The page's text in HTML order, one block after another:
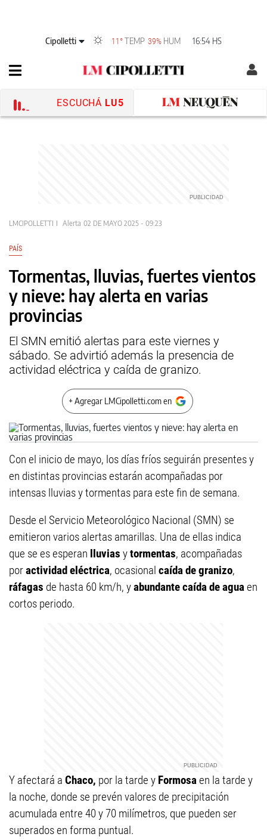
Cipolletti 11°TEMP 39% HUM 16:54 HS
ESCUCHÁ LU5
LMCIPOLLETTI Alerta 02 DE MAYO 2025 - 09:23
PAÍS
Tormentas, lluvias, fuertes vientos
y nieve: hay alerta en varias
provincias
El SMN emitió alertas para este viernes y
sábado. Se advirtió además la presencia de
actividad eléctrica y caída de granizo.
+ Agregar LMCipolletti.com en
Con el inicio de mayo, los días fríos seguirán presentes y
en distintas provincias estarán acompañadas por
intensas lluvias y tormentas para este fin de semana.
Desde el Servicio Meteorológico Nacional (SMN) se
emitieron varios alertas amarillas. Una de ellas indica
que se es esperan lluvias ytormentas, acompañadas
poractividad eléctrica, ocasional caída de granizo,
ráfagas de hasta 60 km/h, yabundante caída de aguaen
cortos periodo.
Y afectará a Chaco, por la tarde y Formosaen la tarde y
la noche, donde se prevén valores de precipitación
acumulada entre 40 y 70 milímetros, que pueden ser
superados en forma puntual.